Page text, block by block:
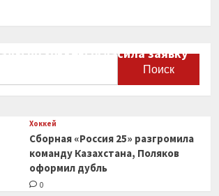
по хоккею огласила заявку
мира
Хоккей
Сборная «Россия 25» разгромила
команду Казахстана, Поляков
оформил дубль
0